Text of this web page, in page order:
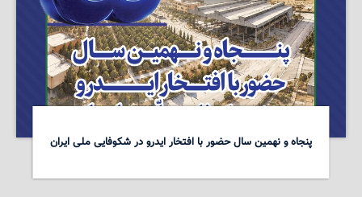
پنجاه و نهمین سال حضور با افتخار ایدرو در شکوفایی ملی ایران